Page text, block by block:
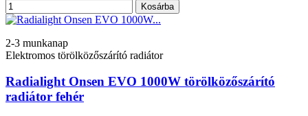
Kosárba
2-3 munkanap
Elektromos törölközőszárító radiátor
Radialight Onsen EVO 1000W törölközőszárító
radiátor fehér